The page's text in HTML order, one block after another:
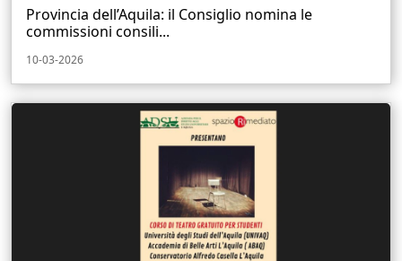
Provincia dell’Aquila: il Consiglio nomina le
commissioni consili...
10-03-2026